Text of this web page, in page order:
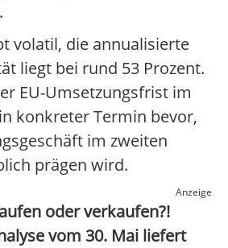
volatil, die annualisierte
liegt bei rund 53 Prozent.
EU-Umsetzungsfrist im
konkreter Termin bevor,
im zweiten
prägen wird.
Anzeige
oder verkaufen?!
vom 30. Mai liefert